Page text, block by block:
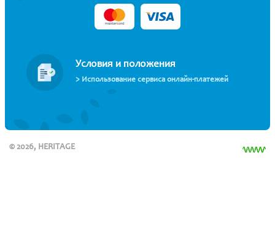
Условия и положения
> Использование сервиса онлайн-платежей
© 2026, HERITAGE